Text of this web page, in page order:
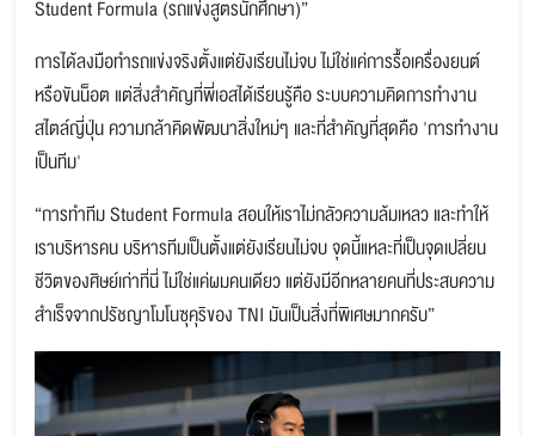
Student Formula (รถแข่งสูตรนักศึกษา)”
การได้ลงมือทำรถแข่งจริงตั้งแต่ยังเรียนไม่จบ ไม่ใช่แค่การรื้อเครื่องยนต์
หรือขันน็อต แต่สิ่งสำคัญที่พี่เอสได้เรียนรู้คือ ระบบความคิดการทำงาน
สไตล์ญี่ปุ่น ความกล้าคิดพัฒนาสิ่งใหม่ๆ และที่สำคัญที่สุดคือ 'การทำงาน
เป็นทีม'
“การทำทีม Student Formula สอนให้เราไม่กลัวความล้มเหลว และทำให้
เราบริหารคน บริหารทีมเป็นตั้งแต่ยังเรียนไม่จบ จุดนี้แหละที่เป็นจุดเปลี่ยน
ชีวิตของศิษย์เก่าที่นี่ ไม่ใช่แค่ผมคนเดียว แต่ยังมีอีกหลายคนที่ประสบความ
สำเร็จจากปรัชญาโมโนซุคุริของ TNI มันเป็นสิ่งที่พิเศษมากครับ”